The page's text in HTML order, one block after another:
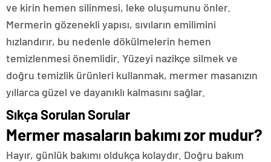
ve kirin hemen silinmesi, leke oluşumunu önler.
Mermerin gözenekli yapısı, sıvıların emilimini
hızlandırır, bu nedenle dökülmelerin hemen
temizlenmesi önemlidir. Yüzeyi nazikçe silmek ve
doğru temizlik ürünleri kullanmak, mermer masanızın
yıllarca güzel ve dayanıklı kalmasını sağlar.
Sıkça Sorulan Sorular
Mermer masaların bakımı zor mudur?
Hayır, günlük bakımı oldukça kolaydır. Doğru bakım